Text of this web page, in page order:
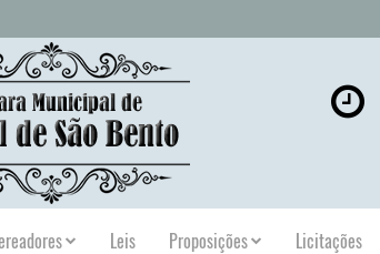
Leis Proposições Licitações